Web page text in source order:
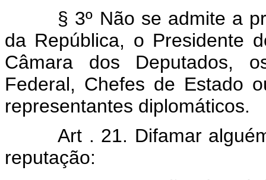
§ 3º Não se admite a
da República, o Presidente
Câmara dos Deputados,
Federal, Chefes de Estado
representantes diplomáticos.
Art . 21. Difamar
reputação: